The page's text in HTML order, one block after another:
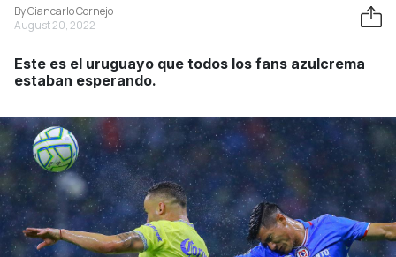
By Giancarlo Cornejo
August 20, 2022
Este es el uruguayo que todos los fans azulcrema
estaban esperando.